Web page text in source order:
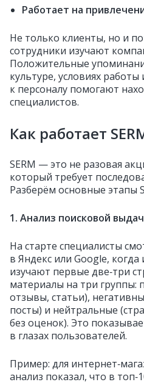
Работает на
Не только клиенты, но и
сотрудники изучают
Положительные
культуре, условиях
к персоналу помогают
специалистов.
Как работает
SERM — это не разовая
который требует
Разберём основные этапы
1. Анализ поисковой
На старте специалисты
в Яндекс или Google,
изучают первые две‑три
материалы на три группы:
отзывы, статьи),
посты) и нейтральные
без оценок). Это
в глазах пользователей.
Пример: для
анализ показал, что в